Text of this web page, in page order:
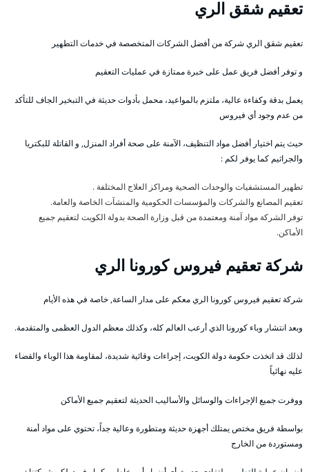
تعقيم شقق الري
تعقيم شقق الري شركة من أفضل الشركات المتخصصة في خدمات التطهير
و توفر أفضل فريق عمل على خبرة ممتازة في عمليات التعقيم
يعمل بدقة وكفاءة عالية، ملتزم بالمواعيد، محمل بأدوات حديثة في التبخير الجاف للتأكد
من عدم وجود أي فيروس
حيث يتم اختيار أفضل مواد التنظيف، الآمنة على صحة أفراد المنزل, و القاتلة للبكتريا
والجراثيم كما يوفر لكم :
تطهير المستشفيات والوحدات الصحية ومراكز العلاج المختلفة .
تعقيم المصانع والشركات والمؤسسات الحكومية والمنشآت الخاصة والعامة.
توفر الشركة مواد آمنة ومعتمدة من قبل وزارة الصحة بدولة الكويت لتعقيم جميع
الأماكن.
شركة تعقيم فيروس كورونا الري
شركة تعقيم فيروس كورونا الري معكم على مدار الساعة, خاصة في هذه الأيام
وبعد انتشار وباء كورونا الذي أرعب العالم كله، وكذلك معظم الدول العظمى والمتقدمة.
لذلك قد اتخذت حكومة دولة الكويت، إجراءات وقائية شديدة، لمقاومة هذا الوباء والقضاء
عليه نهائياً
ووفرت جميع الإجراءات والوسائل والأساليب الحديثة لتعقيم جميع الأماكن
بواسطة فريق مختص يمتلك أجهزة حديثة ومتطورة وعالية جداً، تحتوي على مواد أمنة
ومستوردة من الخارج